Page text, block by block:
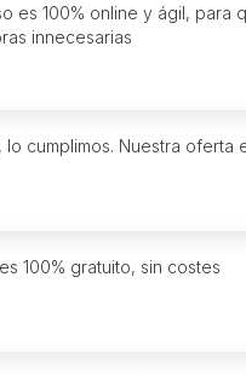
es 100% online y ágil, para
innecesarias
cumplimos. Nuestra oferta
100% gratuito, sin costes